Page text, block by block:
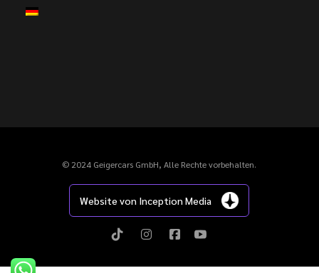
© 2024 Geigercars GmbH, Alle Rechte vorbehalten.
Website von Inception Media